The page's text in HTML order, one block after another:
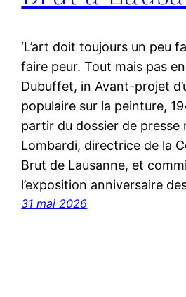
‘L’art doit toujours un peu
faire peur. Tout mais pas
Dubuffet, in Avant-projet
populaire sur la peinture,
partir du dossier de presse
Lombardi, directrice de la
Brut de Lausanne, et
l’exposition anniversaire
31 mai 2026